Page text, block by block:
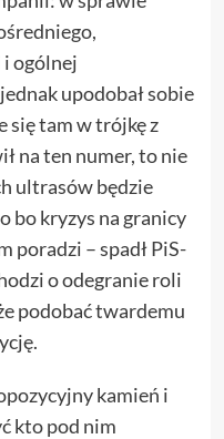
ogólnej
upodobał sobie
się tam w trójkę z
na ten numer, to nie
ultrasów będzie
bo kryzys na granicy
poradzi – spadł PiS-
o odegranie roli
podobać twardemu
kamień i
kto pod nim